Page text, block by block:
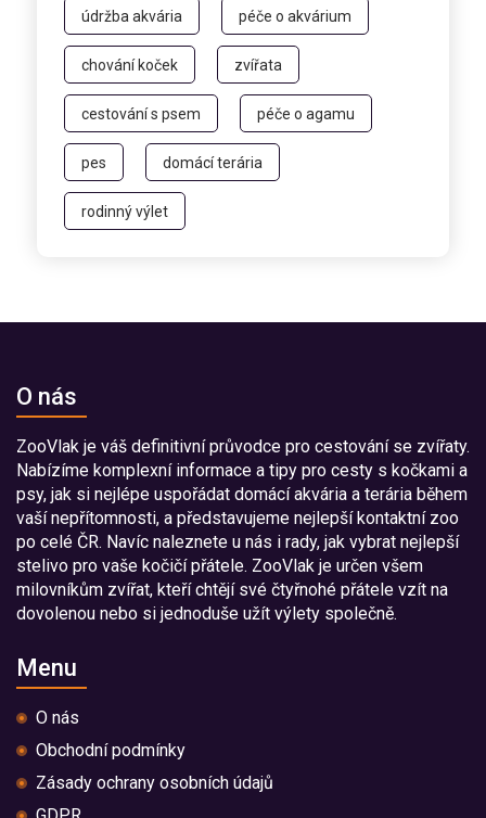
údržba akvária péče o akvárium
chování koček zvířata
cestování s psem péče o agamu
pes domácí terária
rodinný výlet
O nás
ZooVlak je váš definitivní průvodce pro cestování se zvířaty.
Nabízíme komplexní informace a tipy pro cesty s kočkami a
psy, jak si nejlépe uspořádat domácí akvária a terária během
vaší nepřítomnosti, a představujeme nejlepší kontaktní zoo
po celé ČR. Navíc naleznete u nás i rady, jak vybrat nejlepší
stelivo pro vaše kočičí přátele. ZooVlak je určen všem
milovníkům zvířat, kteří chtějí své čtyřnohé přátele vzít na
dovolenou nebo si jednoduše užít výlety společně.
Menu
O nás
Obchodní podmínky
Zásady ochrany osobních údajů